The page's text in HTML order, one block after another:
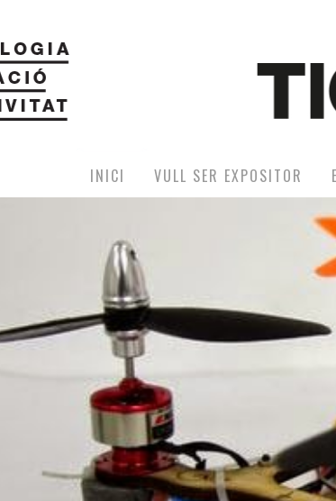
INICI VULL SER EXPOSITOR